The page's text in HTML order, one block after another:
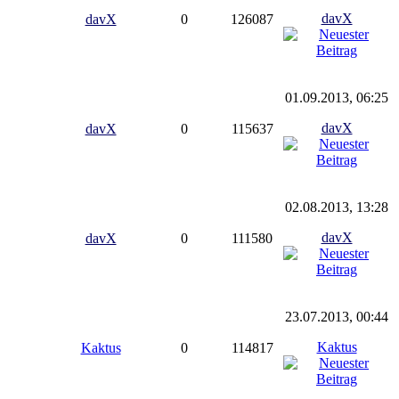
davX 0 126087
davX
davX 0 115637
01.09.2013, 06:25
davX
davX 0 111580
02.08.2013, 13:28
davX
Kaktus 0 114817
23.07.2013, 00:44
Kaktus